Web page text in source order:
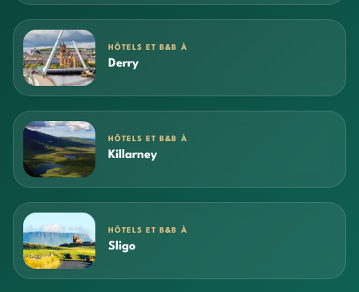
HÔTELS ET B&B À
Derry
HÔTELS ET B&B À
Killarney
HÔTELS ET B&B À
Sligo